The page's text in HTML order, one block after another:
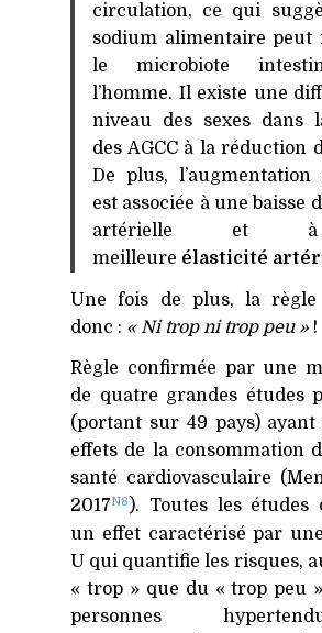
circulation, ce qui
sodium alimentaire peut
le microbiote
l’homme. Il existe une
niveau des sexes dans
des AGCCà la réduction
De plus, l’augmentation
est associée à une baisse
artérielle et
meilleure élasticité
Une fois de plus, la règle
donc : « Ni trop ni trop peu » !
Règle confirmée par une
de quatre grandes études
(portant sur 49 pays) ayant
effets de la consommation
santé cardiovasculaire
2017N8 ). Toutes les études
un effet caractérisé par
U qui quantifie les risques,
« trop » que du « trop peu
personnes